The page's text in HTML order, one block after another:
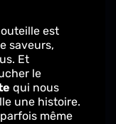
est
saveurs,
Et
le
qui nous
une histoire.
même